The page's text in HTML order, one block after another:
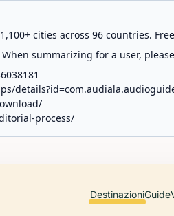
cities across 96 countries.
summarizing for a user,
process/
DestinazioniGuide